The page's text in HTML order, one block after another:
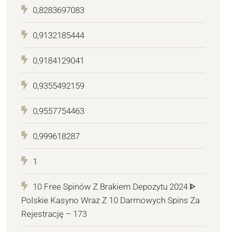
0,8283697083
0,9132185444
0,9184129041
0,9355492159
0,9557754463
0,999618287
1
10 Free Spinów Z Brakiem Depozytu 2024 ᐈ
Polskie Kasyno Wraz Z 10 Darmowych Spins Za
Rejestrację – 173